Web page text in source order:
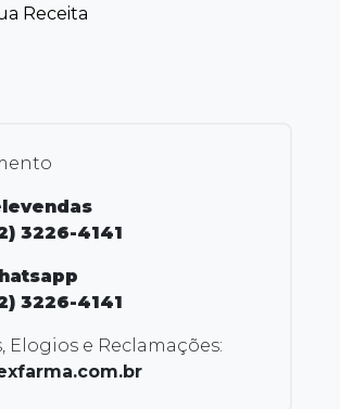
Receita
3226-4141
3226-4141
Elogios e Reclamações: